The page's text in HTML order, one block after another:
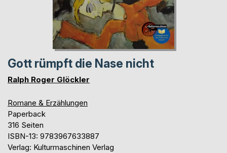
Gott rümpft die Nase nicht
Ralph Roger Glöckler
Romane & Erzählungen
Paperback
316 Seiten
ISBN-13: 9783967633887
Verlag: Kulturmaschinen Verlag